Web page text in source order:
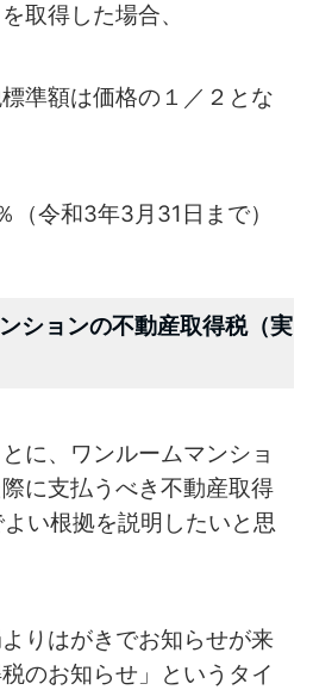
取得した場合、
額は価格の１／２とな
令和3年3月31日まで）
ションの不動産取得税（実
に、ワンルームマンショ
に支払う べき不動産取得
い根拠を説明したいと思
りはがきでお知らせが来
のお知らせ」
というタイ